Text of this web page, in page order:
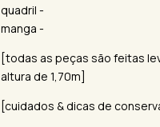
quadril -
manga -
[todas as peças são feitas
altura de 1,70m]
[cuidados & dicas de